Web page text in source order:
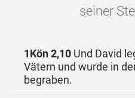
seiner
1Kön 2,10 Und David
Vätern und wurde in
begraben.